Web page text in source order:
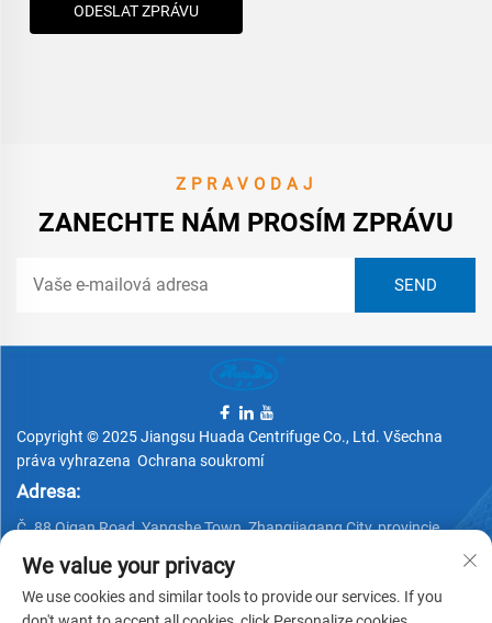
ODESLAT ZPRÁVU
ZPRAVODAJ
ZANECHTE NÁM PROSÍM ZPRÁVU
Copyright © 2025 Jiangsu Huada Centrifuge Co., Ltd. Všechna
práva vyhrazena Ochrana soukromí
Adresa:
Č. 88 Qigan Road, Yangshe Town, Zhangjiagang City, provincie
Jiangsu, Čína
Telefon:
We value your privacy
We use cookies and similar tools to provide our services. If you